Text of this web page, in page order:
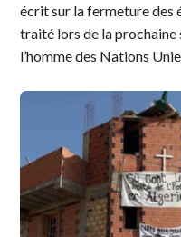
écrit sur la fermeture des
traité lors de la prochaine
l’homme des Nations